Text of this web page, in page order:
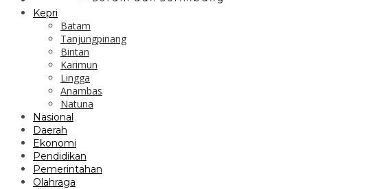
Kepri
Batam
Tanjungpinang
Bintan
Karimun
Lingga
Anambas
Natuna
Nasional
Daerah
Ekonomi
Pendidikan
Pemerintahan
Olahraga